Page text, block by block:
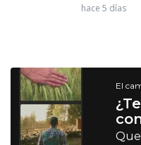
hace 5 días
El